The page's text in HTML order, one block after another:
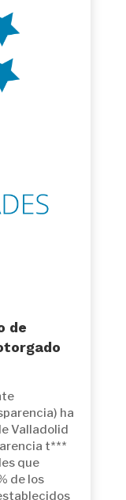
de
ha
Valladolid
t***
que
de los